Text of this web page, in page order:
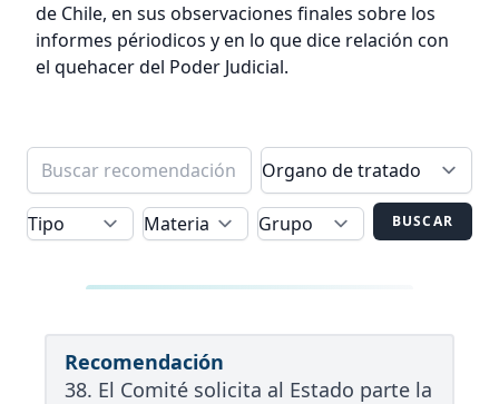
de Chile, en sus observaciones finales sobre los
informes périodicos y en lo que dice relación con
el quehacer del Poder Judicial.
BUSCAR
Recomendación
38. El Comité solicita al Estado parte la